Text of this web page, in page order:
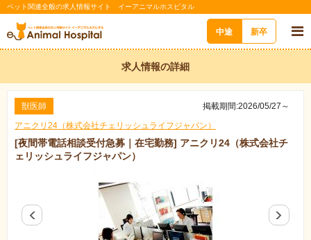
ペット関連全般の求人情報サイト イーアニマルホスピタル
中途 新卒
求人情報の詳細
獣医師
掲載期間:2026/05/27～
アニクリ24（株式会社チェリッシュライフジャパン）
[夜間帯電話相談受付急募｜在宅勤務] アニクリ24（株式会社チ
ェリッシュライフジャパン）